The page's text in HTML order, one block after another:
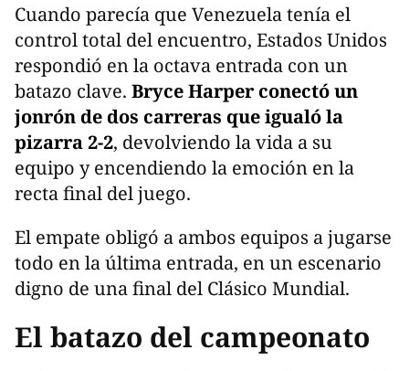
Cuando parecía que Venezuela tenía el
control total del encuentro, Estados Unidos
respondió en la octava entrada con un
batazo clave. Bryce Harper conectó un
jonrón de dos carreras que igualó la
pizarra 2-2, devolviendo la vida a su
equipo y encendiendo la emoción en la
recta final del juego.
El empate obligó a ambos equipos a jugarse
todo en la última entrada, en un escenario
digno de una final del Clásico Mundial.
El batazo del campeonato